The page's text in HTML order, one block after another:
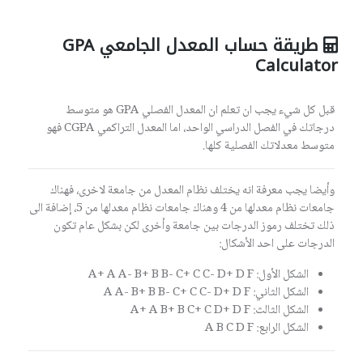
طريقة حساب المعدل الجامعي GPA
Calculator
قبل كل شيء يجب ان تعلم ان المعدل الفصلي GPA هو متوسط
درجاتك في الفصل الدراسي الواحد، اما المعدل التراكمي CGPA فهو
متوسط معدلاتك الفصلية كلها.
وأيضا يجب معرفة انه يختلف نظام المعدل من جامعة لاخرى، فهناك
جامعات نظام معدلها من 4 وهناك جامعات نظام معدلها من 5، إضافة الى
ذلك تختلف رموز الدرجات بين جامعة وأخرى لكن بشكل عام تكون
الدرجات على احد الأشكال:
الشكل الأول: A+ A A- B+ B B- C+ C C- D+ D F
الشكل الثاني: A A- B+ B B- C+ C C- D+ D F
الشكل الثالث: A+ A B+ B C+ C D+ D F
الشكل الرابع: A B C D F